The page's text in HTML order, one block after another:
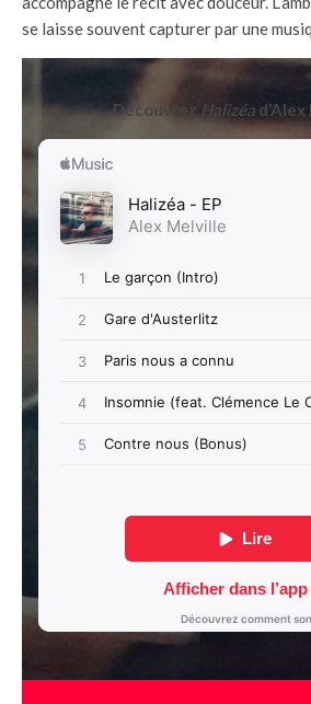
se laisse souvent capturer par une
Découvrez Halizéa